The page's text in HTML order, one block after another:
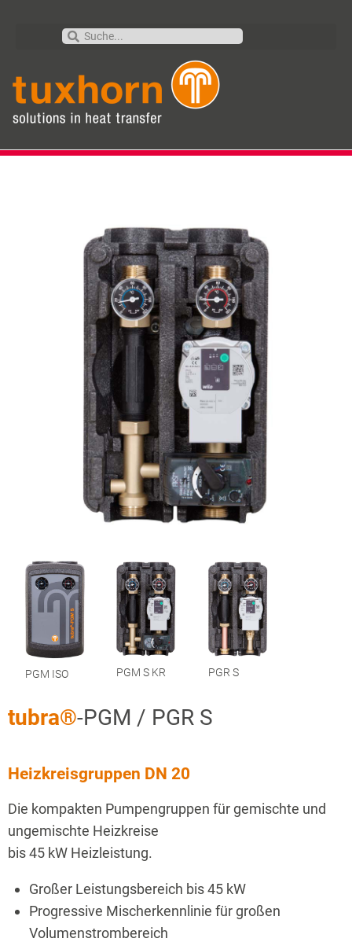
PGM ISO PGM S KR PGR S
tubra®-PGM / PGR S
Heizkreisgruppen DN 20
Die kompakten Pumpengruppen für gemischte und
ungemischte Heizkreise
bis 45 kW Heizleistung.
Großer Leistungsbereich bis 45 kW
Progressive Mischerkennlinie für großen
Volumenstrombereich